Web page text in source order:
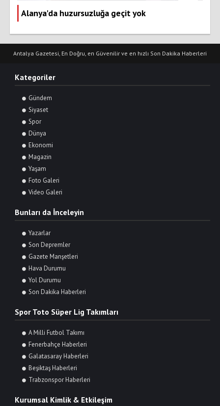
Alanya'da huzursuzluğa geçit yok
Antalya Gazetesi, En Doğru, en Güvenilir ve en hızlı Son Dakika Haberleri
Kategoriler
Gündem
Siyaset
Spor
Dünya
Ekonomi
Magazin
Yaşam
Foto Galeri
Video Galeri
Bunları da İnceleyin
Yazarlar
Son Depremler
Gazete Manşetleri
Hava Durumu
Yol Durumu
Son Dakika Haberleri
Spor Toto Süper Lig Takımları
A Milli Futbol Takımı
Fenerbahçe Haberleri
Galatasaray Haberleri
Beşiktaş Haberleri
Trabzonspor Haberleri
Kurumsal Kimlik & Etkileşim